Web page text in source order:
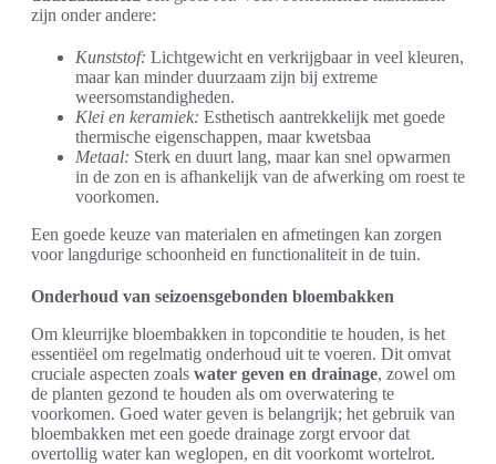
zijn onder andere:
Kunststof: Lichtgewicht en verkrijgbaar in veel kleuren,
maar kan minder duurzaam zijn bij extreme
weersomstandigheden.
Klei en keramiek: Esthetisch aantrekkelijk met goede
thermische eigenschappen, maar kwetsbaa
Metaal: Sterk en duurt lang, maar kan snel opwarmen
in de zon en is afhankelijk van de afwerking om roest te
voorkomen.
Een goede keuze van materialen en afmetingen kan zorgen
voor langdurige schoonheid en functionaliteit in de tuin.
Onderhoud van seizoensgebonden bloembakken
Om kleurrijke bloembakken in topconditie te houden, is het
essentiëel om regelmatig onderhoud uit te voeren. Dit omvat
cruciale aspecten zoals water geven en drainage, zowel om
de planten gezond te houden als om overwatering te
voorkomen. Goed water geven is belangrijk; het gebruik van
bloembakken met een goede drainage zorgt ervoor dat
overtollig water kan weglopen, en dit voorkomt wortelrot.